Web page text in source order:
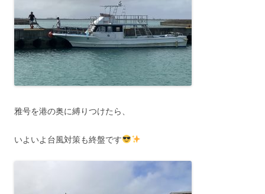
雅号を港の奥に縛りつけたら、
いよいよ台風対策も終盤です